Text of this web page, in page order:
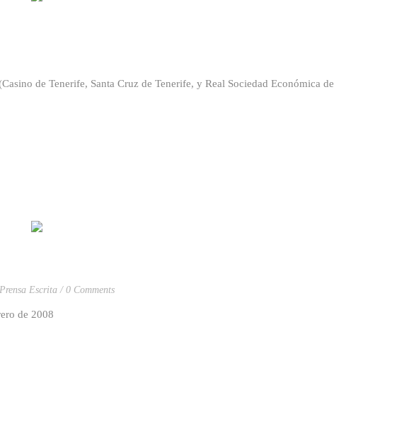
de Tenerife, Santa Cruz de Tenerife, y Real Sociedad Económica de
Escrita 0 Comments
de 2008